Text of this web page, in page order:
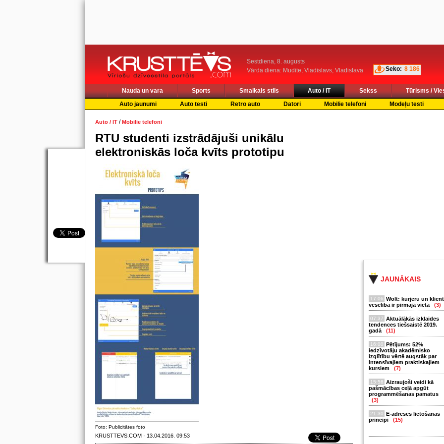
Sestdiena, 8. augusts
Vārda diena: Mudīte, Vladislavs, Vladislava
Seko: 8 186
Nauda un vara Sports Smalkais stils Auto / IT Sekss
Tūrisms /
Auto jaunumi
Auto testi Retro auto Datori Mobilie telefoni Modeļu testi
JAUNĀKAIS
17:06 Wolt: kurjeru un
veselība ir pirmajā vietā
(3)
07:37 Aktuālākās izklaides
tendences tiešsaistē 2019.
gadā
(11)
16:00 Pētījums: 52%
iedzīvotāju akadēmisko
izglītību vērtē augstāk par
intensīvajiem praktiskajiem
kursiem
(7)
15:56 Aizraujoši veidi kā
pašmācības ceļā apgūt
programmēšanas pamatus
(3)
21:30 E-adreses lietošanas
principi
(15)
Auto / IT /Mobilie telefoni
RTU studenti izstrādājuši unikālu
elektroniskās loča kvīts prototipu
Foto: Publicitātes foto
KRUSTTEVS.COM · 13.04.2016. 09:53